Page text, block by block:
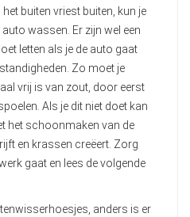
het buiten vriest buiten, kun je
wassen. Er zijn wel een
letten als je de auto gaat
Zo moet je
vrij is van zout, door eerst
Als je dit niet doet kan
het schoonmaken van de
en krassen creëert. Zorg
gaat en lees de volgende
anders is er